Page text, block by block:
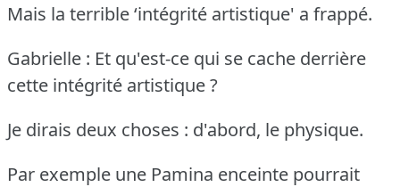
Mais la terrible ‘intégrité artistique' a frappé.
Gabrielle : Et qu'est-ce qui se cache derrière
cette intégrité artistique ?
Je dirais deux choses : d'abord, le physique.
Par exemple une Pamina enceinte pourrait